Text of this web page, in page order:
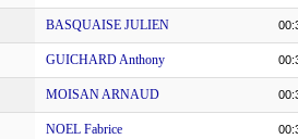
BASQUAISE JULIEN
GUICHARD Anthony
MOISAN ARNAUD
NOEL Fabrice